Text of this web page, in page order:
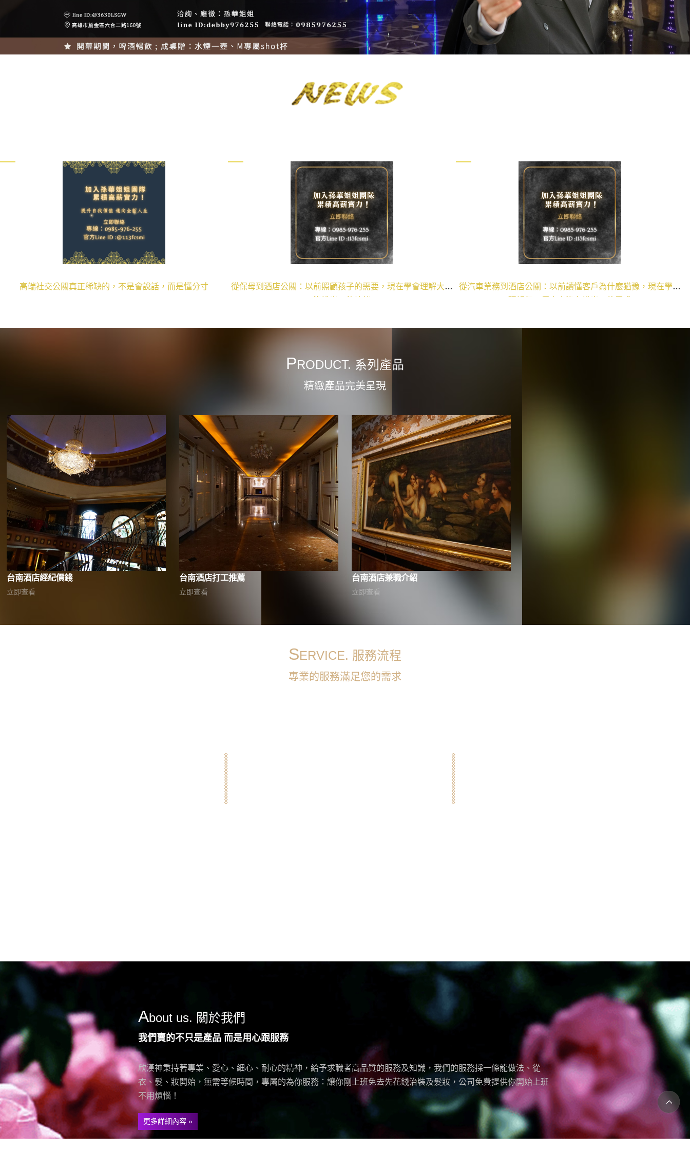
會說話，而是懂分寸
2026-07-24
從保母到酒店公關：以前照顧孩子的需要，現在學會理解大人
2026-07-24
從汽車業務到酒店公關：以前讀懂客戶為什麼猶豫，現在學會
2026-07-24
高端社交公關真正讓人信任的，
PRODUCT. 系列產品
精緻產品完美呈現
台南酒店經紀價錢
立即查看
台南酒店打工推薦
立即查看
台南酒店兼職介紹
立即查看
SERVICE. 服務流程
專業的服務滿足您的需求
About us. 關於我們
我們賣的不只是產品 而是用心跟服務
欣漢神秉持著專業、愛心、細心、耐心的精神，給予求職者高品質的服務及知識，我們的服務採一條龍做法、從
衣、髮、妝開始，無需等候時間，專屬的為你服務：讓你剛上班免去先花錢治裝及髮妝，公司免費提供你開始上班
不用煩惱！
更多詳細內容 »